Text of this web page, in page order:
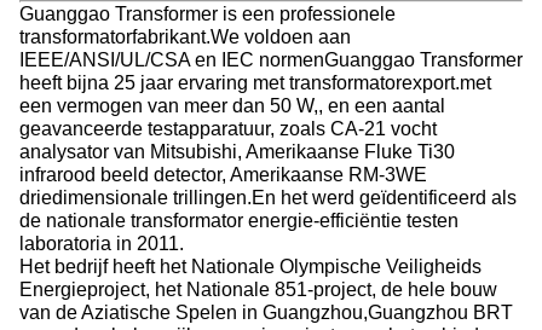
Guanggao Transformer is een professionele
transformatorfabrikant.We voldoen aan
IEEE/ANSI/UL/CSA en IEC normenGuanggao Transformer
heeft bijna 25 jaar ervaring met transformatorexport.met
een vermogen van meer dan 50 W,, en een aantal
geavanceerde testapparatuur, zoals CA-21 vocht
analysator van Mitsubishi, Amerikaanse Fluke Ti30
infrarood beeld detector, Amerikaanse RM-3WE
driedimensionale trillingen.En het werd geïdentificeerd als
de nationale transformator energie-efficiëntie testen
laboratoria in 2011.
Het bedrijf heeft het Nationale Olympische Veiligheids
Energieproject, het Nationale 851-project, de hele bouw
van de Aziatische Spelen in Guangzhou,Guangzhou BRT